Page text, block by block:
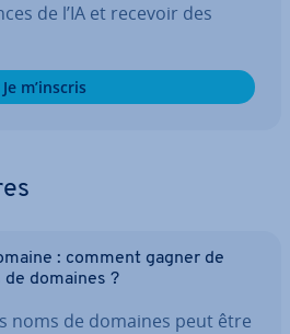
de l’IA et recevoir des
Je m’inscris
: comment gagner de
de domaines ?
noms de domaines peut être